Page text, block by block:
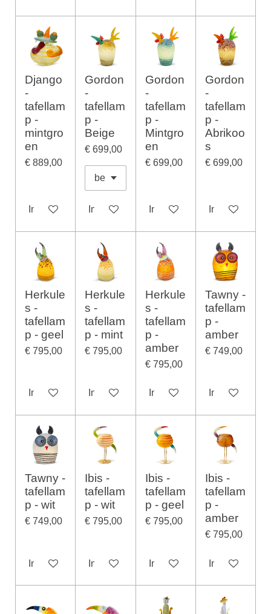
Django
-
tafellam
p -
mintgro
en
€ 889,00
In winkelwagen
Gordon
-
tafellam
p -
Beige
€ 699,00
In winkelwagen
Gordon
-
tafellam
p -
Mintgro
en
€ 699,00
In winkelwagen
Gordon
-
tafellam
p -
Abrikoo
s
€ 699,00
In
Herkule
s -
tafellam
p - geel
€ 795,00
In winkelwagen
Herkule
s -
tafellam
p - mint
€ 795,00
In winkelwagen
Herkule
s -
tafellam
p -
amber
€ 795,00
In winkelwagen
Tawny -
tafellam
p -
amber
€ 749,00
In
Tawny -
tafellam
p - wit
€ 749,00
In winkelwagen
Ibis -
tafellam
p - wit
€ 795,00
In winkelwagen
Ibis -
tafellam
p - geel
€ 795,00
In winkelwagen
Ibis -
tafellam
p -
amber
€ 795,00
In